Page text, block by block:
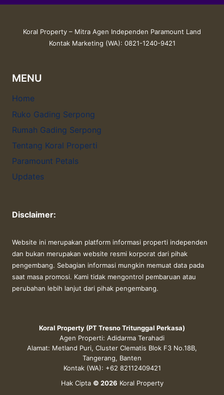
Koral Property – Mitra Agen Independen Paramount Land
Kontak Marketing (WA): 0821-1240-9421
MENU
Home
Ruko Gading Serpong
Rumah Gading Serpong
Tentang Koral Properti
Paramount Petals
Updates
Disclaimer:
Website ini merupakan platform informasi properti independen
dan bukan merupakan website resmi korporat dari pihak
pengembang. Sebagian informasi mungkin memuat data pada
saat masa promosi. Kami tidak mengontrol pembaruan atau
perubahan lebih lanjut dari pihak pengembang.
Koral Property (PT Tresno Tritunggal Perkasa)
Agen Properti: Adidarma Terahadi
Alamat: Metland Puri, Cluster Clematis Blok F3 No.18B,
Tangerang, Banten
Kontak (WA): +62 82112409421
Hak Cipta © 2026 Koral Property